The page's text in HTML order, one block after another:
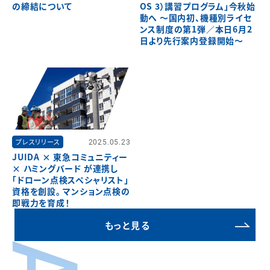
の締結について
OS 3）講習プログラム」今秋始
動へ ～国内初、機種別ライセ
ンス制度の第1弾／本日6月2
日より先行案内登録開始～
プレスリリース 2025.05.23
JUIDA × 東急コミュニティー
× ハミングバード が連携し
「ドローン点検スペシャリスト」
資格を創設。 マンション点検の
即戦力を育成！
もっと見る